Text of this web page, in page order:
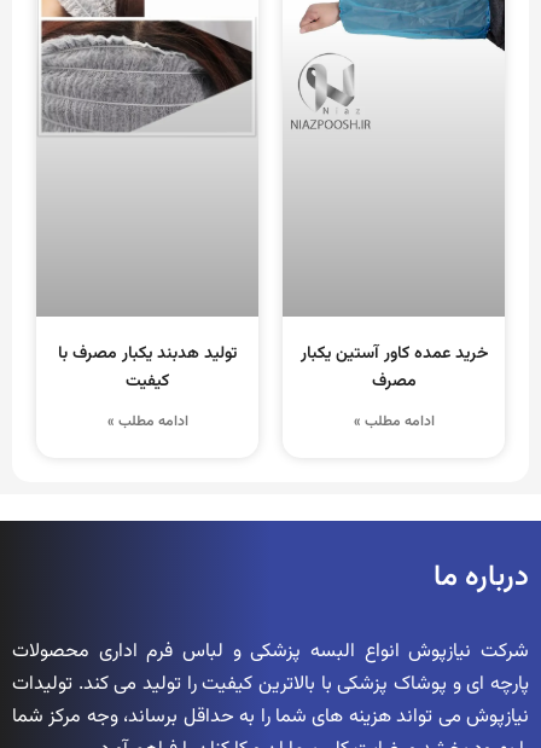
خرید عمده کاور آستین یکبار
مصرف
ادامه مطلب »
تولید هدبند یکبار مصرف با
کیفیت
ادامه مطلب »
درباره ما
شرکت نیازپوش انواع البسه پزشکی و لباس فرم اداری محصولات
پارچه ای و پوشاک پزشکی با بالاترین کیفیت را تولید می کند. تولیدات
نیازپوش می تواند هزینه های شما را به حداقل برساند، وجه مرکز شما